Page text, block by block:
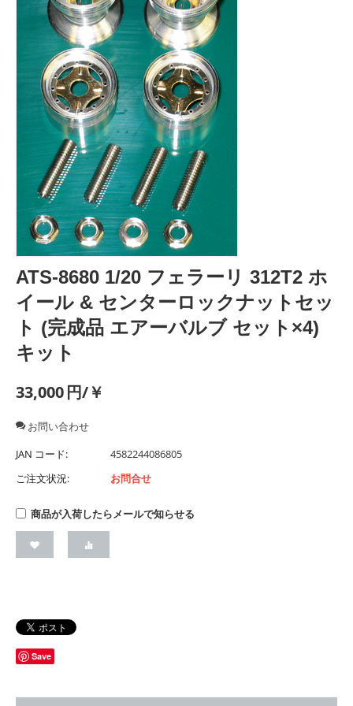
ATS-8680 1/20 フェラーリ 312T2 ホ
イール & センターロックナットセッ
ト (完成品 エアーバルブ セット×4)
キット
33,000円/￥
お問い合わせ
JAN コード:
4582244086805
ご注文状況:
お問合せ
商品が入荷したらメールで知らせる
Save